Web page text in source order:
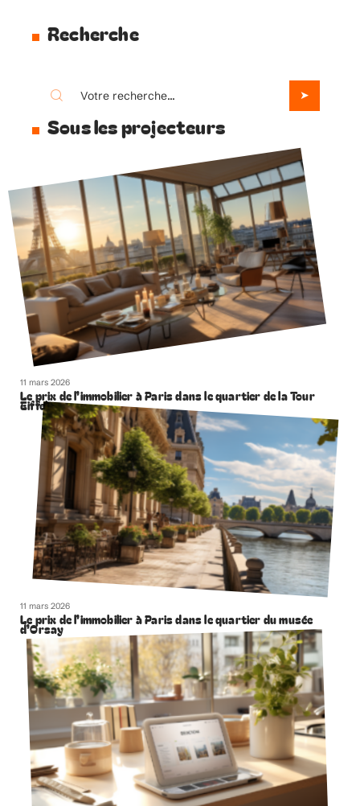
Recherche
Sous les projecteurs
11 mars 2026
Le prix de l’immobilier à Paris dans le quartier de la Tour
Eiffel
11 mars 2026
Le prix de l’immobilier à Paris dans le quartier du musée
d’Orsay